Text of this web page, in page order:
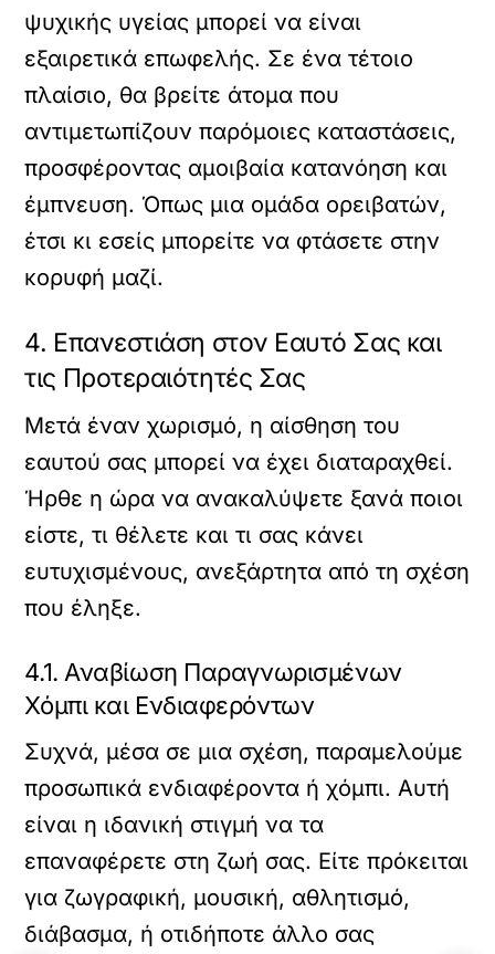
ψυχικής υγείας μπορεί να είναι
εξαιρετικά επωφελής. Σε ένα τέτοιο
πλαίσιο, θα βρείτε άτομα που
αντιμετωπίζουν παρόμοιες καταστάσεις,
προσφέροντας αμοιβαία κατανόηση και
έμπνευση. Όπως μια ομάδα ορειβατών,
έτσι κι εσείς μπορείτε να φτάσετε στην
κορυφή μαζί.
4. Επανεστιάση στον Εαυτό Σας και
τις Προτεραιότητές Σας
Μετά έναν χωρισμό, η αίσθηση του
εαυτού σας μπορεί να έχει διαταραχθεί.
Ήρθε η ώρα να ανακαλύψετε ξανά ποιοι
είστε, τι θέλετε και τι σας κάνει
ευτυχισμένους, ανεξάρτητα από τη σχέση
που έληξε.
4.1. Αναβίωση Παραγνωρισμένων
Χόμπι και Ενδιαφερόντων
Συχνά, μέσα σε μια σχέση, παραμελούμε
προσωπικά ενδιαφέροντα ή χόμπι. Αυτή
είναι η ιδανική στιγμή να τα
επαναφέρετε στη ζωή σας. Είτε πρόκειται
για ζωγραφική, μουσική, αθλητισμό,
διάβασμα, ή οτιδήποτε άλλο σας